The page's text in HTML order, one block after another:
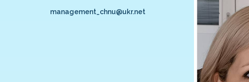
management_chnu@ukr.net